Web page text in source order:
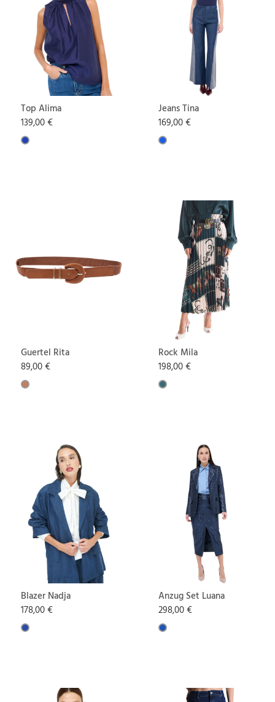
Top Alima
139,00 €
Jeans Tina
169,00 €
Guertel Rita
89,00 €
Rock Mila
198,00 €
Blazer Nadja
178,00 €
Anzug Set Luana
298,00 €